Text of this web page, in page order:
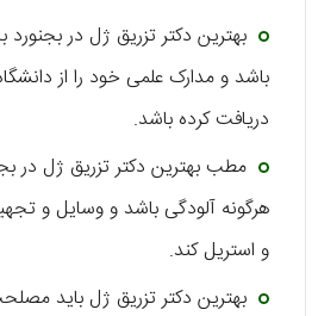
بهترین دکتر تزریق ژل در
باشد و مدارک علمی خود را از
دریافت کرده باشد.
مطب بهترین دکتر تزریق ژل در
هرگونه آلودگی باشد و وسایل و
و استریل کند.
بهترین دکتر تزریق ژل باید